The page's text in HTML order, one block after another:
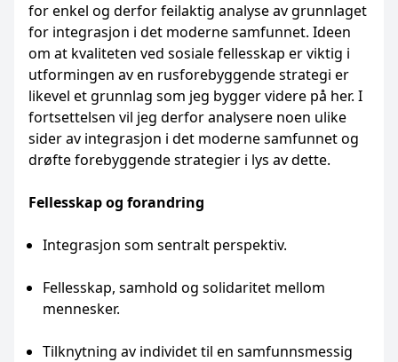
for enkel og derfor feilaktig analyse av grunnlaget
for integrasjon i det moderne samfunnet. Ideen
om at kvaliteten ved sosiale fellesskap er viktig i
utformingen av en rusforebyggende strategi er
likevel et grunnlag som jeg bygger videre på her. I
fortsettelsen vil jeg derfor analysere noen ulike
sider av integrasjon i det moderne samfunnet og
drøfte forebyggende strategier i lys av dette.
Fellesskap og forandring
Integrasjon som sentralt perspektiv.
Fellesskap, samhold og solidaritet mellom
mennesker.
Tilknytning av individet til en samfunnsmessig